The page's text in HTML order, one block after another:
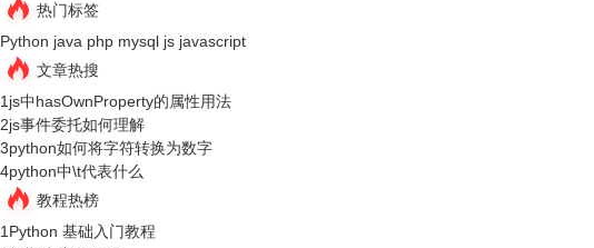
热门标签
Python java php mysql js javascript
文章热搜
1js中hasOwnProperty的属性用法
2js事件委托如何理解
3python如何将字符转换为数字
4python中\t代表什么
教程热榜
1Python 基础入门教程